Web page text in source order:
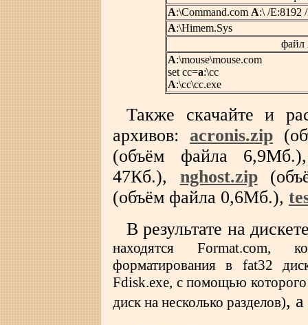
A:\Command.com A:\ /E:8192
A:\Himem.Sys
файл
A:\mouse\mouse.com
set cc=a:\cc
A:\cc\cc.exe
Также скачайте и
архивов: acronis.zip
(объём файла
47Кб.), nghost.zip
(объём файла 0,6Мб.),
В результате на
находятся Format.com,
форматирования в fat32
Fdisk.exe, с помощью
диск на несколько разделов),